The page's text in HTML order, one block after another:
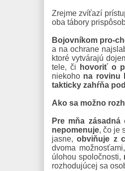
Zrejme zvíťazí
oba tábory
Bojovníkom pro-
a na ochrane
ktoré vytvárajú
tele, či
hovoriť o
niekoho na rovinu
takticky zahŕňa
Ako sa možno
Pre mňa zásadná
nepomenuje, čo je
jasne,obviňuje z
dvoma možnosťami,
úlohou spoločnosti,
rozhodujúcej sa